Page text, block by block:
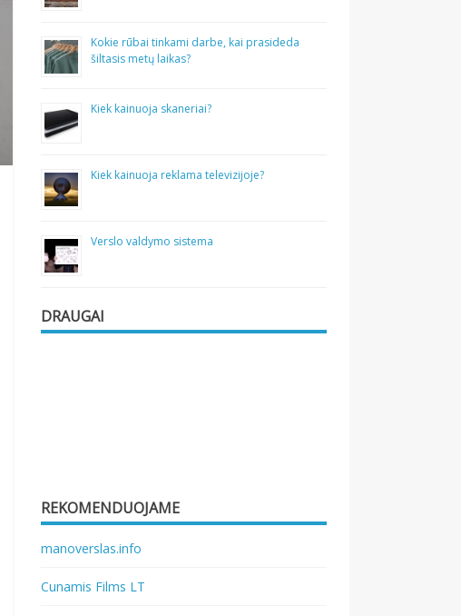
Kokie rūbai tinkami darbe, kai prasideda
šiltasis metų laikas?
Kiek kainuoja skaneriai?
Kiek kainuoja reklama televizijoje?
Verslo valdymo sistema
DRAUGAI
REKOMENDUOJAME
manoverslas.info
Cunamis Films LT